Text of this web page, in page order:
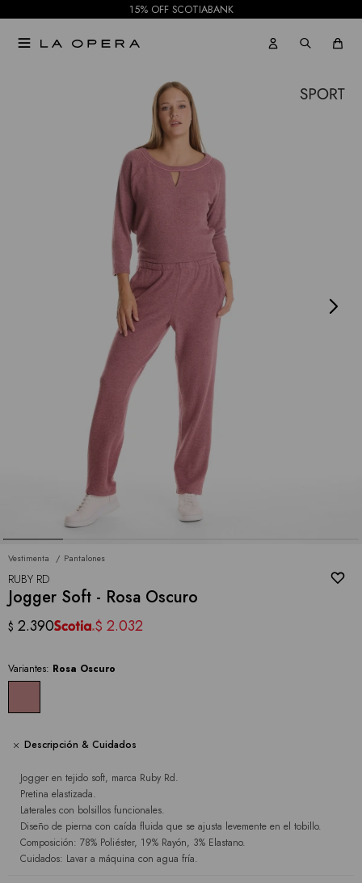
15% OFF SCOTIABANK

Vestimenta Pantalones
RUBY RD
Jogger Soft - Rosa Oscuro
$ 2.390 $ 2.032
Variantes: Rosa Oscuro
Descripción & Cuidados
Jogger en tejido soft, marca Ruby Rd.
Pretina elastizada.
Laterales con bolsillos funcionales.
Diseño de pierna con caída fluida que se ajusta levemente en el tobillo.
Composición: 78% Poliéster, 19% Rayón, 3% Elastano.
Cuidados: Lavar a máquina con agua fría.
NOTIFICARME